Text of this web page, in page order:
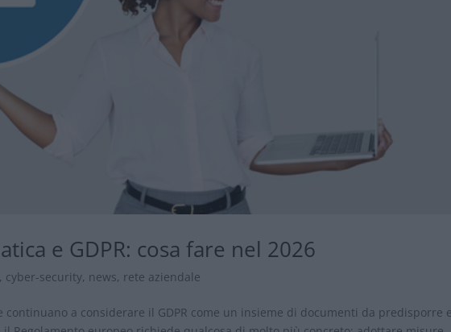
e GDPR: cosa fare nel 2026
, cyber-security, news, rete aziendale
continuano a considerare il GDPR come un insieme di documenti da predisporre